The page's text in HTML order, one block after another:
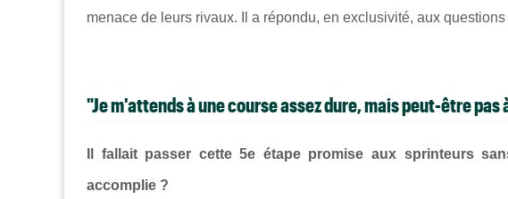
menace de leurs rivaux. Il a répondu, en exclusivité, aux questions
"Je m'attends à une course assez dure, mais peut-être pas
Il fallait passer cette 5e étape promise aux sprinteurs
accomplie ?